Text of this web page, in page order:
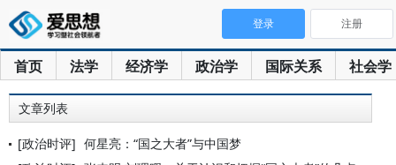
首页 法学 经济学 政治学 国际关系 社会学
登录 注册
文章列表
[政治时评] 何星亮：“国之大者”与中国梦